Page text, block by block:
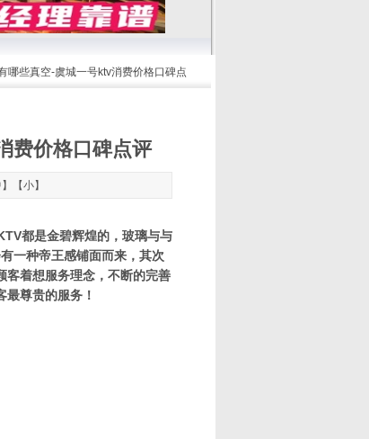
哪些真空-虞城一号ktv消费价格口碑点
费价格口碑点评
】【小】
都是金碧辉煌的，玻璃与与
一种帝王感铺面而来，其次
客着想服务理念，不断的完善
尊贵的服务！